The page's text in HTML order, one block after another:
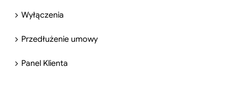
Wyłączenia
Przedłużenie umowy
Panel Klienta